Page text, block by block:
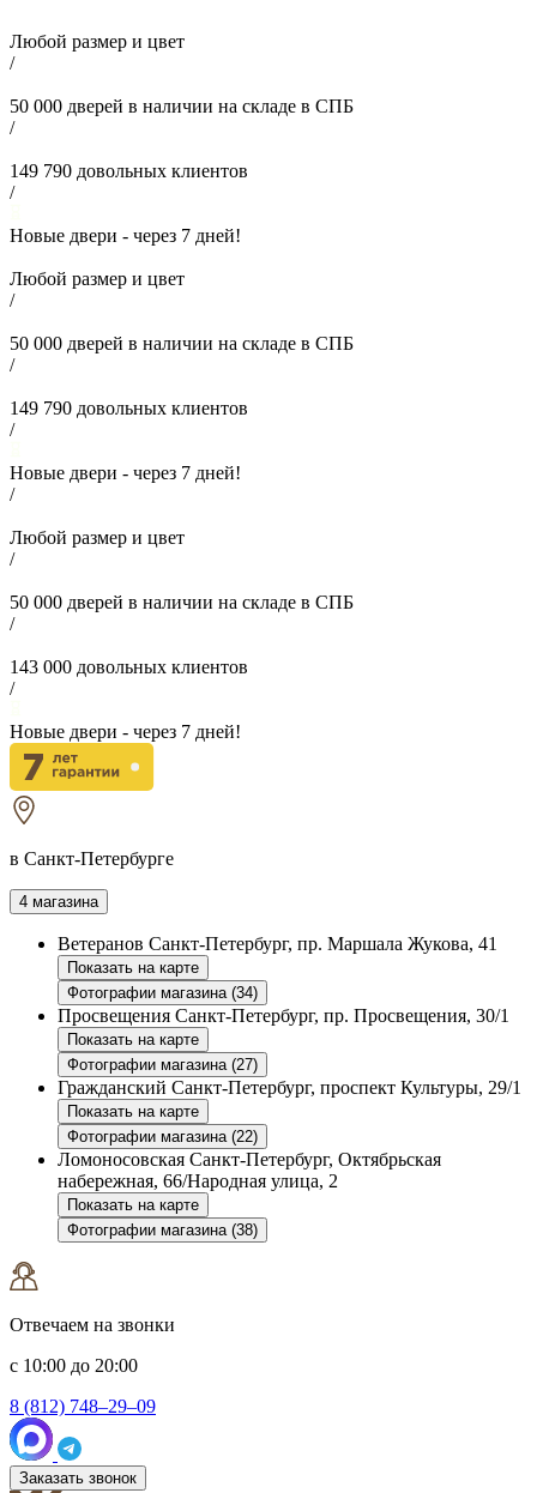
Любой размер и цвет
/
50 000 дверей в наличии на складе в СПБ
/
149 790 довольных клиентов
/
Новые двери - через 7 дней!
Любой размер и цвет
/
50 000 дверей в наличии на складе в СПБ
/
149 790 довольных клиентов
/
Новые двери - через 7 дней!
/
Любой размер и цвет
/
50 000 дверей в наличии на складе в СПБ
/
143 000 довольных клиентов
/
Новые двери - через 7 дней!
в Санкт-Петербурге
4 магазина
Ветеранов Санкт-Петербург, пр. Маршала Жукова, 41
Показать на карте
Фотографии магазина (34)
Просвещения Санкт-Петербург, пр. Просвещения, 30/1
Показать на карте
Фотографии магазина (27)
Гражданский Санкт-Петербург, проспект Культуры, 29/1
Показать на карте
Фотографии магазина (22)
Ломоносовская Санкт-Петербург, Октябрьская
набережная, 66/Народная улица, 2
Показать на карте
Фотографии магазина (38)
Отвечаем на звонки
с 10:00 до 20:00
8 (812) 748–29–09
Заказать звонок